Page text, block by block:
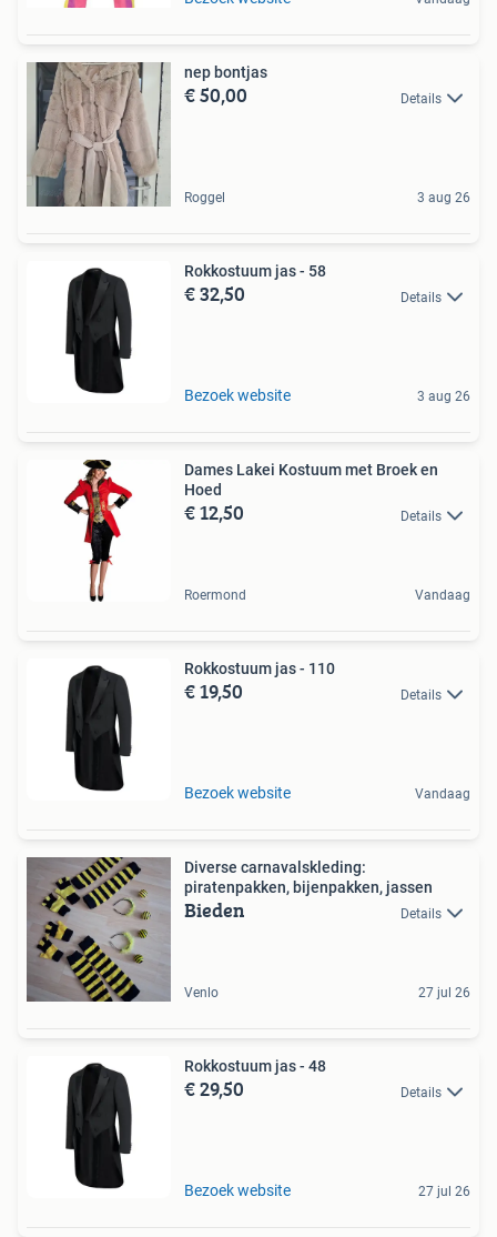
nep bontjas
€ 50,00 Details
Roggel 3 aug 26
Rokkostuum jas - 58
€ 32,50 Details
Bezoek website 3 aug 26
Dames Lakei Kostuum met Broek en
Hoed
€ 12,50 Details
Roermond Vandaag
Rokkostuum jas - 110
€ 19,50 Details
Bezoek website Vandaag
Diverse carnavalskleding:
piratenpakken, bijenpakken, jassen
Bieden Details
Venlo 27 jul 26
Rokkostuum jas - 48
€ 29,50 Details
Bezoek website 27 jul 26